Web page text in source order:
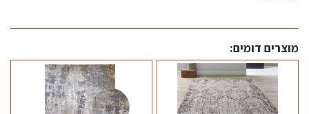
מוצרים דומים: